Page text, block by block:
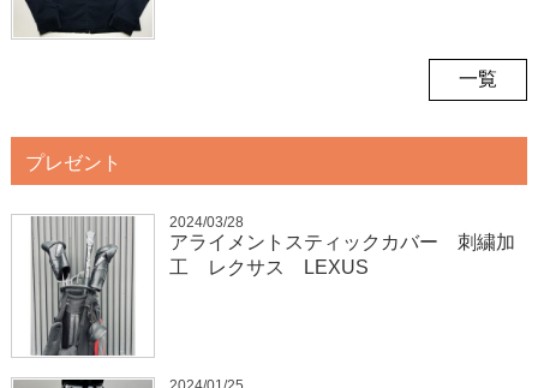
一覧
プレゼント
2024/03/28
アライメントスティックカバー 刺繍加
工 レクサス LEXUS